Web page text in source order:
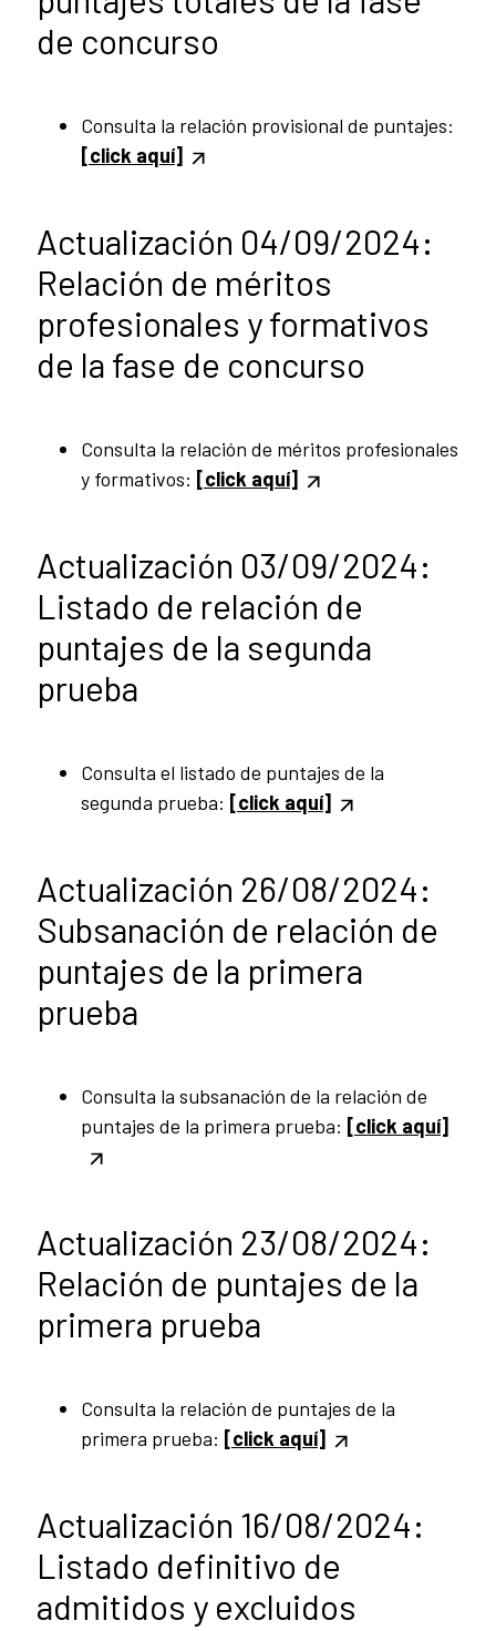
de concurso
Consulta la relación provisional de puntajes:
[click aquí]
Actualización 04/09/2024:
Relación de méritos
profesionales y formativos
de la fase de concurso
Consulta la relación de méritos profesionales
y formativos: [click aquí]
Actualización 03/09/2024:
Listado de relación de
puntajes de la segunda
prueba
Consulta el listado de puntajes de la
segunda prueba: [click aquí]
Actualización 26/08/2024:
Subsanación de relación de
puntajes de la primera
prueba
Consulta la subsanación de la relación de
puntajes de la primera prueba: [click aquí]
Actualización 23/08/2024:
Relación de puntajes de la
primera prueba
Consulta la relación de puntajes de la
primera prueba: [click aquí]
Actualización 16/08/2024:
Listado definitivo de
admitidos y excluidos